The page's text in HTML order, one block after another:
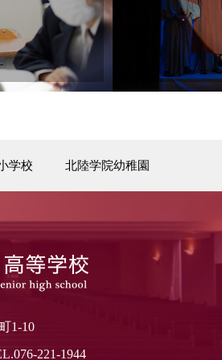
学校 北陸学院幼稚園
北陸学院
1-10
076-221-1944